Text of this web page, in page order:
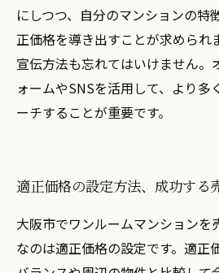
にしつつ、自分のマンションの特
正価格を導き出すことが求められ
宣伝方法も忘れてはいけません。
ォームやSNSを活用して、より多
ーチすることが重要です。
適正価格の設定方法、成功する
大阪市でワンルームマンションを
なのは適正価格の設定です。適正